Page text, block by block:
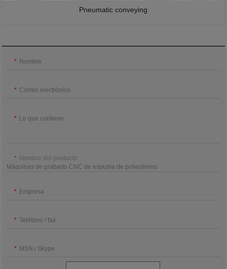
Pneumatic conveying
Nombre
Correo electrónico
Lo que contiene
Nombre del producto
Empresa
Teléfono / fax.
MSN / Skype